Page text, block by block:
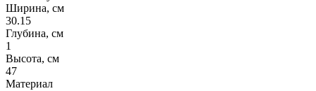
Ширина, см
30.15
Глубина, см
1
Высота, см
47
Материал